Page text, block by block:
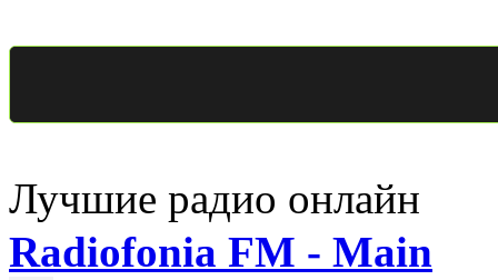
Лучшие радио онлайн
Radiofonia FM - Main